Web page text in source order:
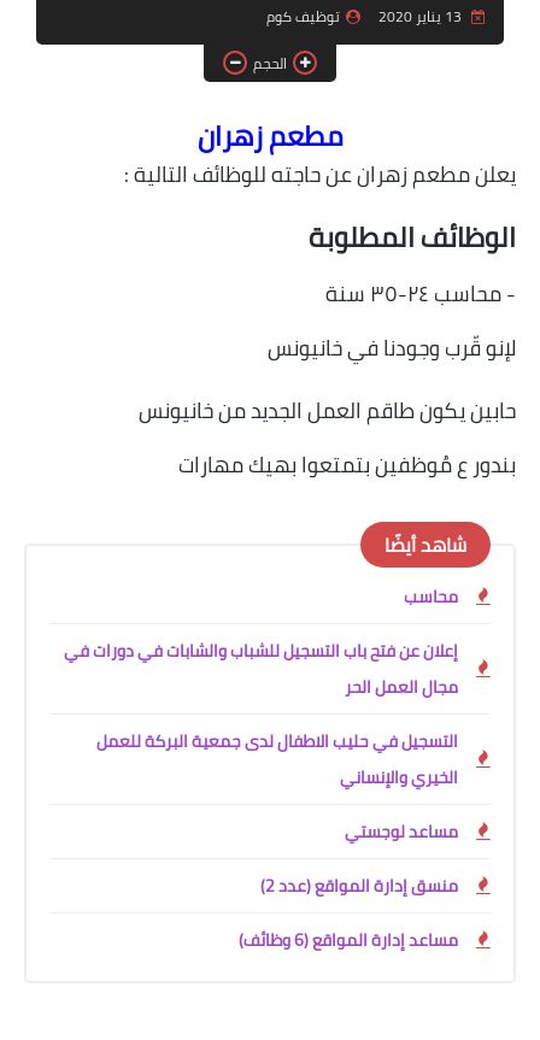
نماذج سيرة ذاتية توظيف كوم
مطعم زهران
زهران عن حاجته للوظائف التالية :
المطلوبة
٣٥ سنة
وجودنا في خانيونس
يكون طاقم العمل الجديد من خانيونس
ع مُوظفين بتمتعوا بهيك مهارات
شاهد أيضًا
محاسب
إعلان عن فتح باب التسجيل للشباب والشابات في دورات في
مجال العمل الحر
التسجيل في حليب الاطفال لدى جمعية البركة للعمل
الخيري والإنساني
مساعد لوجستي
منسق إدارة المواقع (عدد 2)
مساعد إدارة المواقع (6 وظائف)